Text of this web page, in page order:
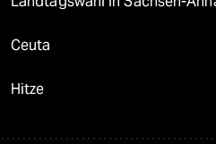
Ceuta
Hitze